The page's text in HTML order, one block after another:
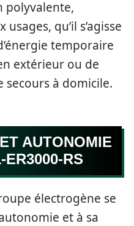
polyvalente,
qu’il s’agisse
temporaire
extérieur ou de
à domicile.
AUTONOMIE
ER3000-RS
électrogène se
et à sa